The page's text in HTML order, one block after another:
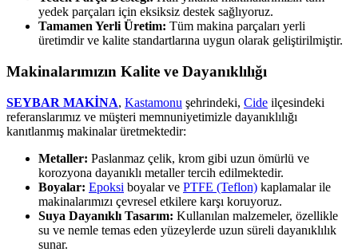
yedek parçaları için eksiksiz destek sağlıyoruz.
Tamamen Yerli Üretim: Tüm makina parçaları yerli
üretimdir ve kalite standartlarına uygun olarak geliştirilmiştir.
Makinalarımızın Kalite ve Dayanıklılığı
SEYBAR MAKİNA, Kastamonu şehrindeki, Cide ilçesindeki
referanslarımız ve müşteri memnuniyetimizle dayanıklılığı
kanıtlanmış makinalar üretmektedir:
Metaller: Paslanmaz çelik, krom gibi uzun ömürlü ve
korozyona dayanıklı metaller tercih edilmektedir.
Boyalar: Epoksi boyalar ve PTFE (Teflon) kaplamalar ile
makinalarımızı çevresel etkilere karşı koruyoruz.
Suya Dayanıklı Tasarım: Kullanılan malzemeler, özellikle
su ve nemle temas eden yüzeylerde uzun süreli dayanıklılık
sunar.